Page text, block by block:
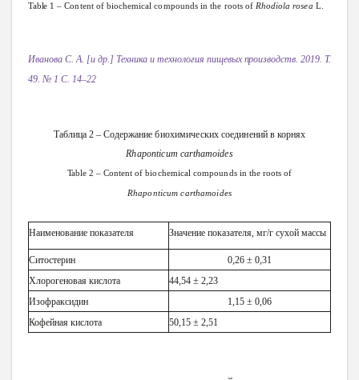
Table 1 –Content of biochemical compounds in the roots of Rhodiola rosea L.
ИвановаС. А. [и др.] Техника итехнология пищевых производств. 2019. Т.
49. № 1 С. 14–22
Таблица 2 – Содержание биохимических соединенийв корнях
Rhaponticum carthamoides
Table2 – Content of biochemical compounds in the roots of
Rhaponticum carthamoides
Наименование показателя Значение показателя, мг/г сухой массы
Ситостерин
0,26 ± 0,31
Хлорогеновая кислота
44,54 ± 2,23
Изофраксидин
1,15 ± 0,06
Кофейная кислота
50,15 ± 2,51